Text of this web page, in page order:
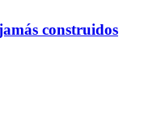
construidos